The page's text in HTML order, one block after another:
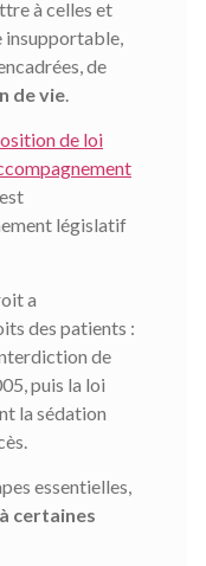
à celles et
insupportable,
de
de vie.
de loi
législatif
a
des patients :
de
puis la loi
la sédation
essentielles,
certaines